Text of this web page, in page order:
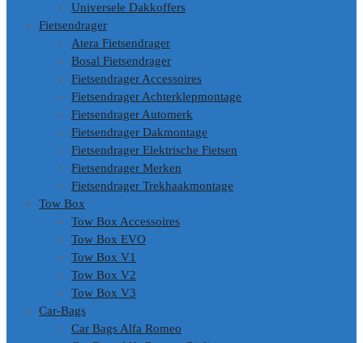
Universele Dakkoffers
Fietsendrager
Atera Fietsendrager
Bosal Fietsendrager
Fietsendrager Accessoires
Fietsendrager Achterklepmontage
Fietsendrager Automerk
Fietsendrager Dakmontage
Fietsendrager Elektrische Fietsen
Fietsendrager Merken
Fietsendrager Trekhaakmontage
Tow Box
Tow Box Accessoires
Tow Box EVO
Tow Box V1
Tow Box V2
Tow Box V3
Car-Bags
Car Bags Alfa Romeo